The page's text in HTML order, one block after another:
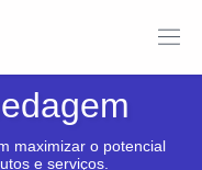
maximizar o potencial
e serviços.